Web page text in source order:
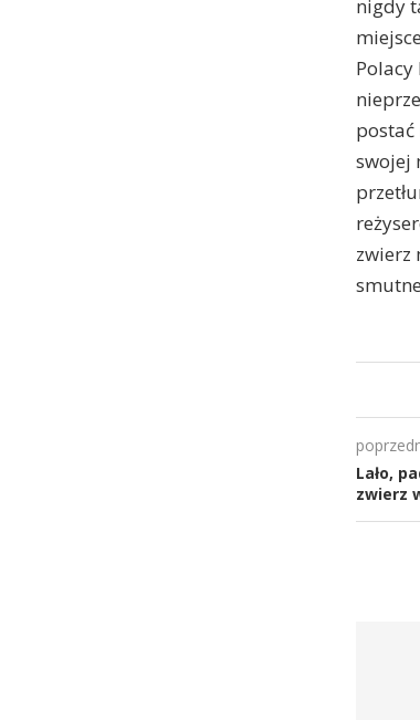
nigdy
postać
swojej
zwierz
Lało,
zwierz